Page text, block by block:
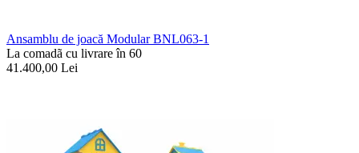
Ansamblu de joacă Modular BNL063-1
La comadã cu livrare în 60
41.400,00 Lei